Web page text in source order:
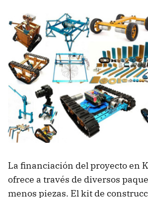
La financiación del proyecto en
ofrece a través de diversos
menos piezas. El kit de